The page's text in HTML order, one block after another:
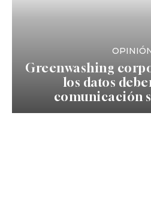
Greenwashing
los datos
comunicación